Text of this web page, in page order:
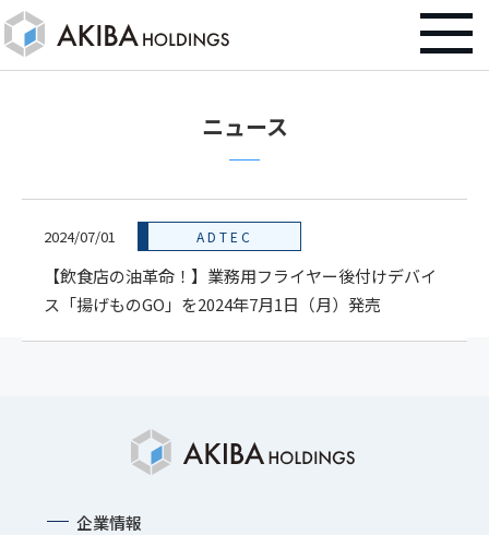
ニュース
2024/07/01 ADTEC
【飲食店の油革命！】業務用フライヤー後付けデバイ
ス「揚げものGO」を2024年7月1日（月）発売
企業情報